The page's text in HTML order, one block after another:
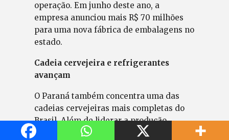
operação. Em junho deste ano, a
empresa anunciou mais R$ 70 milhões
para uma nova fábrica de embalagens no
estado.
Cadeia cervejeira e refrigerantes
avançam
O Paraná também concentra uma das
cadeias cervejeiras mais completas do
Brasil. Além de liderar a produção
nacional de cerveja, o Estado reúne